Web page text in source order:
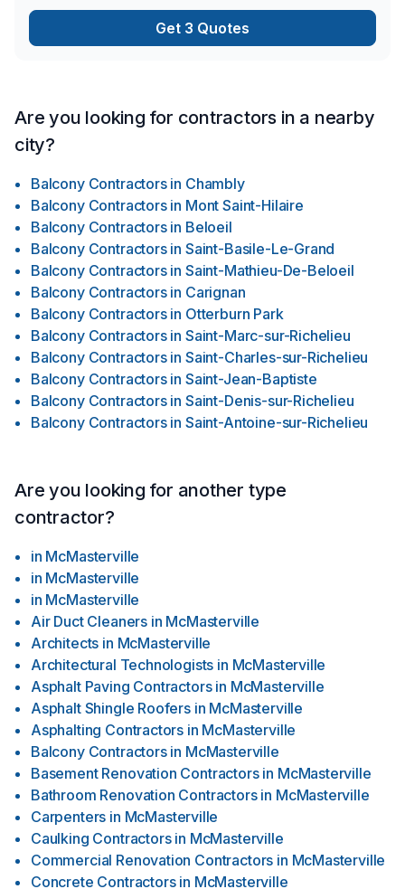
Get 3 Quotes
Are you looking for contractors in a nearby
city?
Balcony Contractors in Chambly
Balcony Contractors in Mont Saint-Hilaire
Balcony Contractors in Beloeil
Balcony Contractors in Saint-Basile-Le-Grand
Balcony Contractors in Saint-Mathieu-De-Beloeil
Balcony Contractors in Carignan
Balcony Contractors in Otterburn Park
Balcony Contractors in Saint-Marc-sur-Richelieu
Balcony Contractors in Saint-Charles-sur-Richelieu
Balcony Contractors in Saint-Jean-Baptiste
Balcony Contractors in Saint-Denis-sur-Richelieu
Balcony Contractors in Saint-Antoine-sur-Richelieu
Are you looking for another type
contractor?
in McMasterville
in McMasterville
in McMasterville
Air Duct Cleaners in McMasterville
Architects in McMasterville
Architectural Technologists in McMasterville
Asphalt Paving Contractors in McMasterville
Asphalt Shingle Roofers in McMasterville
Asphalting Contractors in McMasterville
Balcony Contractors in McMasterville
Basement Renovation Contractors in McMasterville
Bathroom Renovation Contractors in McMasterville
Carpenters in McMasterville
Caulking Contractors in McMasterville
Commercial Renovation Contractors in McMasterville
Concrete Contractors in McMasterville